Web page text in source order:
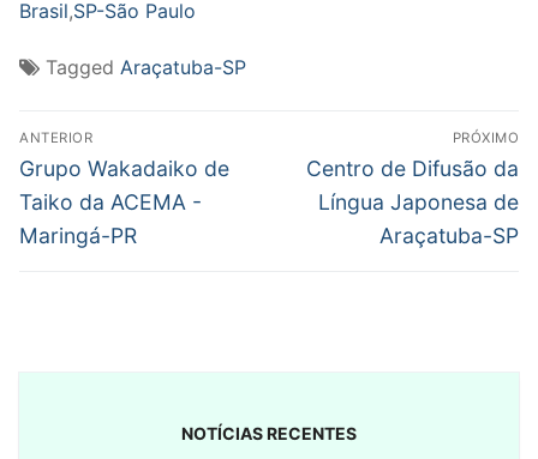
Brasil,SP-São Paulo
Tagged Araçatuba-SP
Navegação
de
Post
ANTERIOR
Post
anterior:
Grupo Wakadaiko de
Taiko da ACEMA -
Maringá-PR
PRÓXIMO
Próximo
post:
Centro de Difusão da
Língua Japonesa de
Araçatuba-SP
NOTÍCIAS RECENTES